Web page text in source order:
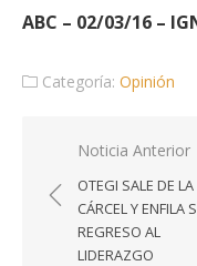
ABC – 02/03/16 –
Categoría: Opinión
Navegación
de
entradas
Noticia Anterior
OTEGI SALE DE LA
CÁRCEL Y ENFILA
REGRESO AL
LIDERAZGO